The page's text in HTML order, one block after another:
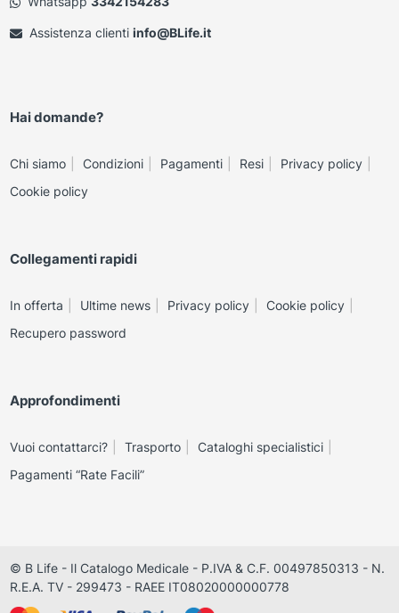
Assistenza clienti info@BLife.it
Hai domande?
Chi siamo Condizioni Pagamenti Resi
Privacy policy
Cookie policy
Collegamenti rapidi
In offerta Ultime news Privacy policy
Cookie policy
Recupero password
Approfondimenti
Vuoi contattarci? Trasporto
Cataloghi specialistici
Pagamenti “Rate Facili”
© B Life - Il Catalogo Medicale - P.IVA & C.F. 00497850313 - N.
R.E.A. TV - 299473 - RAEE IT08020000000778